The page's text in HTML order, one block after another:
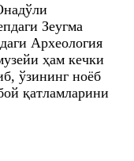
Зеугма
Археология
ҳам кечки
ўзининг ноёб
қатламларини